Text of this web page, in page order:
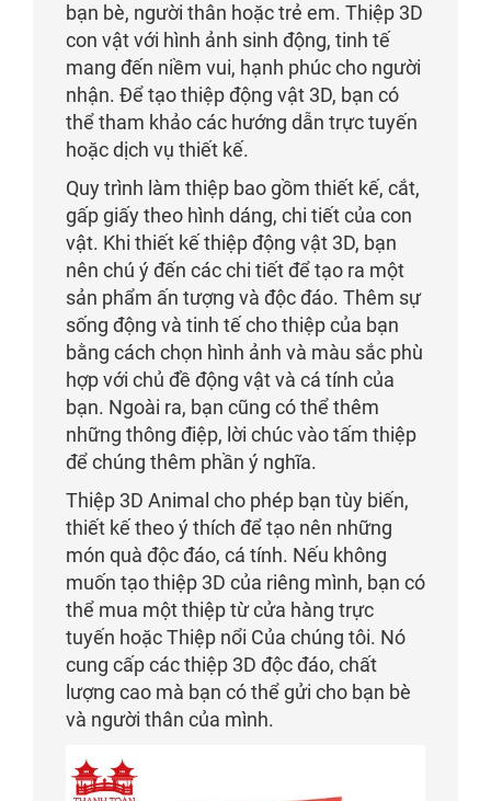
bạn bè, người thân hoặc trẻ em. Thiệp 3D
con vật với hình ảnh sinh động, tinh tế
mang đến niềm vui, hạnh phúc cho người
nhận. Để tạo thiệp động vật 3D, bạn có
thể tham khảo các hướng dẫn trực tuyến
hoặc dịch vụ thiết kế.
Quy trình làm thiệp bao gồm thiết kế, cắt,
gấp giấy theo hình dáng, chi tiết của con
vật. Khi thiết kế thiệp động vật 3D, bạn
nên chú ý đến các chi tiết để tạo ra một
sản phẩm ấn tượng và độc đáo. Thêm sự
sống động và tinh tế cho thiệp của bạn
bằng cách chọn hình ảnh và màu sắc phù
hợp với chủ đề động vật và cá tính của
bạn. Ngoài ra, bạn cũng có thể thêm
những thông điệp, lời chúc vào tấm thiệp
để chúng thêm phần ý nghĩa.
Thiệp 3D Animal cho phép bạn tùy biến,
thiết kế theo ý thích để tạo nên những
món quà độc đáo, cá tính. Nếu không
muốn tạo thiệp 3D của riêng mình, bạn có
thể mua một thiệp từ cửa hàng trực
tuyến hoặc Thiệp nổi Của chúng tôi. Nó
cung cấp các thiệp 3D độc đáo, chất
lượng cao mà bạn có thể gửi cho bạn bè
và người thân của mình.